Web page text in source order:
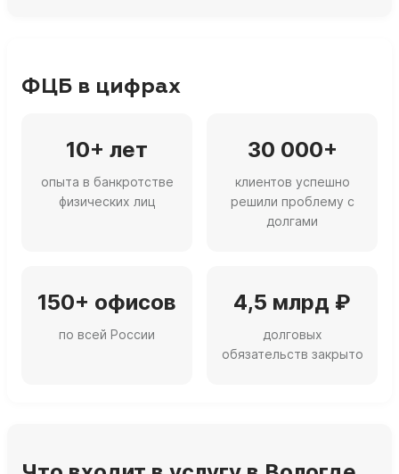
ФЦБ в цифрах
10+ лет
опыта в банкротстве
физических лиц
30 000+
клиентов успешно
решили проблему с
долгами
150+ офисов
по всей России
4,5 млрд ₽
долговых
обязательств закрыто